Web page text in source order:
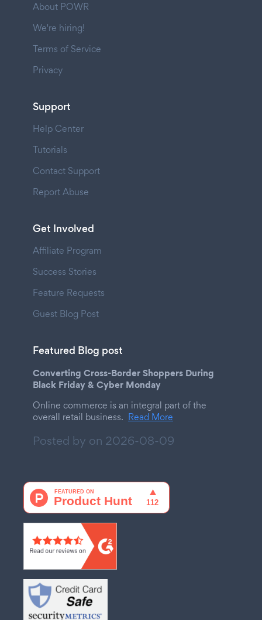
About POWR
We're hiring!
Terms of Service
Privacy
Support
Help Center
Tutorials
Contact Support
Report Abuse
Get Involved
Affiliate Program
Success Stories
Feature Requests
Guest Blog Post
Featured Blog post
Converting Cross-Border Shoppers During
Black Friday & Cyber Monday
Online commerce is an integral part of the
overall retail business. Read More
Posted by on 2026-08-09